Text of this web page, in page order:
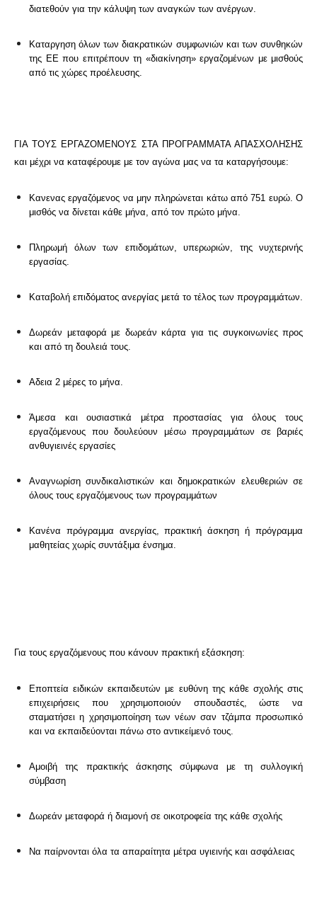
διατεθούν για την κάλυψη των αναγκών των ανέργων.
Καταργηση όλων των διακρατικών συμφωνιών και των συνθηκών
της ΕΕ που επιτρέπουν τη «διακίνηση» εργαζομένων με μισθούς
από τις χώρες προέλευσης.
ΓΙΑ ΤΟΥΣ ΕΡΓΑΖΟΜΕΝΟΥΣ ΣΤΑ ΠΡΟΓΡΑΜΜΑΤΑ ΑΠΑΣΧΟΛΗΣΗΣ
και μέχρι να καταφέρουμε με τον αγώνα μας να τα καταργήσουμε:
Κανενας εργαζόμενος να μην πληρώνεται κάτω από 751 ευρώ. Ο
μισθός να δίνεται κάθε μήνα, από τον πρώτο μήνα.
Πληρωμή όλων των επιδομάτων, υπερωριών, της νυχτερινής
εργασίας.
Καταβολή επιδόματος ανεργίας μετά το τέλος των προγραμμάτων.
Δωρεάν μεταφορά με δωρεάν κάρτα για τις συγκοινωνίες προς
και από τη δουλειά τους.
Αδεια 2 μέρες το μήνα.
Άμεσα και ουσιαστικά μέτρα προστασίας για όλους τους
εργαζόμενους που δουλεύουν μέσω προγραμμάτων σε βαριές
ανθυγιεινές εργασίες
Αναγνωρίση συνδικαλιστικών και δημοκρατικών ελευθεριών σε
όλους τους εργαζόμενους των προγραμμάτων
Κανένα πρόγραμμα ανεργίας, πρακτική άσκηση ή πρόγραμμα
μαθητείας χωρίς συντάξιμα ένσημα.
Για τους εργαζόμενους που κάνουν πρακτική εξάσκηση:
Εποπτεία ειδικών εκπαιδευτών με ευθύνη της κάθε σχολής στις
επιχειρήσεις που χρησιμοποιούν σπουδαστές, ώστε να
σταματήσει η χρησιμοποίηση των νέων σαν τζάμπα προσωπικό
και να εκπαιδεύονται πάνω στο αντικείμενό τους.
Αμοιβή της πρακτικής άσκησης σύμφωνα με τη συλλογική
σύμβαση
Δωρεάν μεταφορά ή διαμονή σε οικοτροφεία της κάθε σχολής
Να παίρνονται όλα τα απαραίτητα μέτρα υγιεινής και ασφάλειας